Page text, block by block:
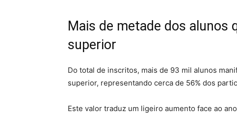
Mais de metade dos alunos
superior
Do total de inscritos, mais de 93 mil alunos
superior, representando cerca de 56% dos
Este valor traduz um ligeiro aumento face ao